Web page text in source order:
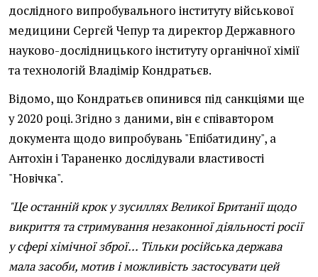
дослідного випробувального інституту військової
медицини Сергєй Чепур та директор Державного
науково-дослідницького інституту органічної хімії
та технологій Владімір Кондратьєв.
Відомо, що Кондратьєв опинився під санкціями ще
у 2020 році. Згідно з даними, він є співавтором
документа щодо випробувань "Епібатидину", а
Антохін і Тараненко дослідували властивості
"Новічка".
"Це останній крок у зусиллях Великої Британії щодо
викриття та стримування незаконної діяльності росії
у сфері хімічної зброї... Тільки російська держава
мала засоби, мотив і можливість застосувати цей